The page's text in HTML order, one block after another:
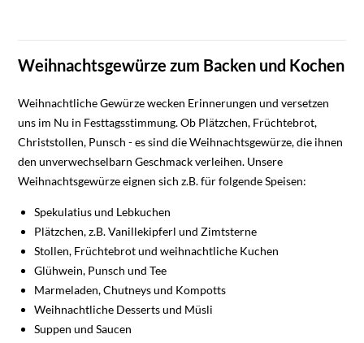
Weihnachtsgewürze zum Backen und Kochen
Weihnachtliche Gewürze wecken Erinnerungen und versetzen
uns im Nu in Festtagsstimmung. Ob Plätzchen, Früchtebrot,
Christstollen, Punsch - es sind die Weihnachtsgewürze, die ihnen
den unverwechselbarn Geschmack verleihen. Unsere
Weihnachtsgewürze eignen sich z.B. für folgende Speisen:
Spekulatius und Lebkuchen
Plätzchen, z.B. Vanillekipferl und Zimtsterne
Stollen, Früchtebrot und weihnachtliche Kuchen
Glühwein, Punsch und Tee
Marmeladen, Chutneys und Kompotts
Weihnachtliche Desserts und Müsli
Suppen und Saucen